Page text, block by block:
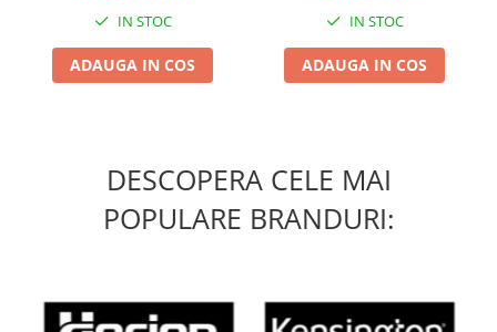
A73+A53
IN STOC
ADAUGA IN COS
IN STOC
ADAUGA IN COS
DESCOPERA CELE MAI
POPULARE BRANDURI: